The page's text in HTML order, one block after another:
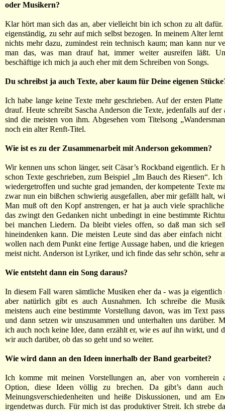
oder Musikern?
Klar hört man sich das an, aber vielleicht bin ich schon zu alt
eigenständig, zu sehr auf mich selbst bezogen. In meinem Alter
nichts mehr dazu, zumindest rein technisch kaum; man kann nur
man das, was man drauf hat, immer weiter ausreifen läßt.
beschäftige ich mich ja auch eher mit dem Schreiben von Songs.
Du schreibst ja auch Texte, aber kaum für Deine eigenen
Ich habe lange keine Texte mehr geschrieben. Auf der ersten
drauf. Heute schreibt Sascha Anderson die Texte, jedenfalls auf
sind die meisten von ihm. Abgesehen vom Titelsong
noch ein alter Renft-Titel.
Wie ist es zu der Zusammenarbeit mit Anderson gekommen?
Wir kennen uns schon länger, seit Cäsar’s Rockband eigentlich. Er
schon Texte geschrieben, zum Beispiel „Im Bauch des Riesen“.
wiedergetroffen und suchte grad jemanden, der kompetente Texte
zwar nun ein bißchen schwierig ausgefallen, aber mir gefällt halt,
Man muß oft den Kopf anstrengen, er hat ja auch viele
das zwingt den Gedanken nicht unbedingt in eine bestimmte
bei manchen Liedern. Da bleibt vieles offen, so daß man sich
hineindenken kann. Die meisten Leute sind das aber einfach nicht
wollen nach dem Punkt eine fertige Aussage haben, und die
meist nicht. Anderson ist Lyriker, und ich finde das sehr schön, sehr
Wie entsteht dann ein Song daraus?
In diesem Fall waren sämtliche Musiken eher da - was ja eigentlich
aber natürlich gibt es auch Ausnahmen. Ich schreibe die
meistens auch eine bestimmte Vorstellung davon, was im Text
und dann setzen wir unszusammen und unterhalten uns darüber.
ich auch noch keine Idee, dann erzählt er, wie es auf ihn wirkt, und
wir auch darüber, ob das so geht und so weiter.
Wie wird dann an den Ideen innerhalb der Band gearbeitet?
Ich komme mit meinen Vorstellungen an, aber von vornherein
Option, diese Ideen völlig zu brechen. Da gibt’s dann auch
Meinungsverschiedenheiten und heiße Diskussionen, und am
irgendetwas durch. Für mich ist das produktiver Streit. Ich strebe